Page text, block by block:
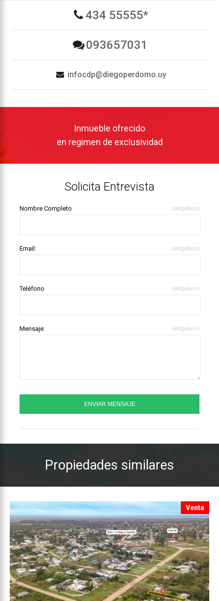
434 55555*
093657031
infocdp@diegoperdomo.uy
Inmueble ofrecido
en regimen de exclusividad
Solicita Entrevista
Nombre Completo (obligatorio)
Email: (obligatorio)
Teléfono (obligatorio)
Mensaje: (obligatorio)
Propiedades similares
Venta